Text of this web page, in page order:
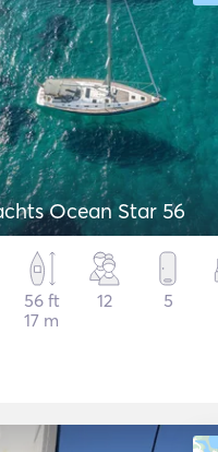
Ocean Star 56
56 ft
17 m
12 5